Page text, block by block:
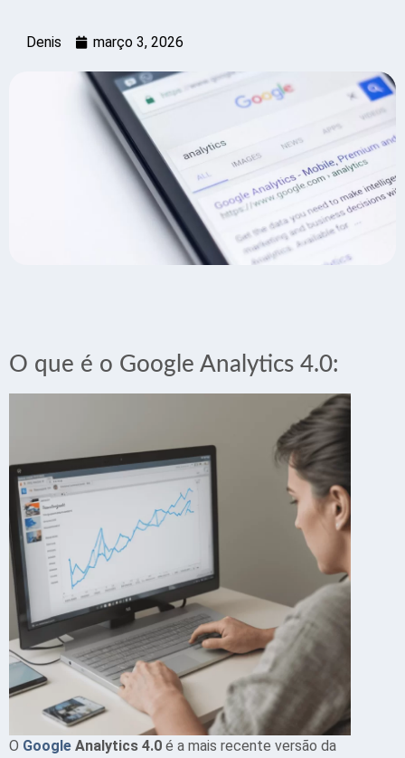
Denis março 3, 2026
O que é o Google Analytics 4.0:
O Google Analytics 4.0 é a mais recente versão da